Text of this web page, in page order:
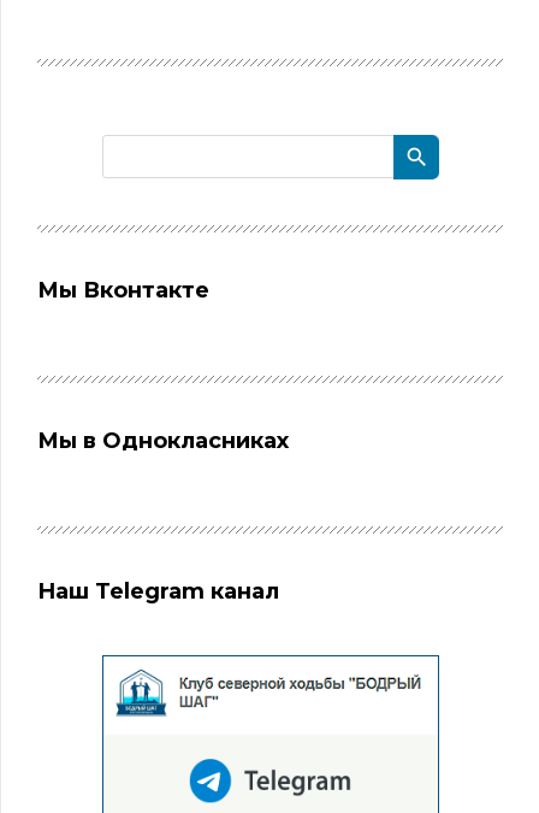
Мы Вконтакте
Мы в Однокласниках
Наш Telegram канал